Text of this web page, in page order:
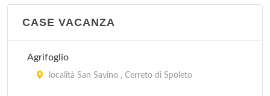
A San Donato, S.S. 75 bis al km 64.3, km 2 da
Passignano sul Trasmeno, vicino al lago , Passignano
Fontemaggio
strada Eremo delle Carceri 8, Assisi
CASE VACANZA
Agrifoglio
località San Savino , Cerreto di Spoleto